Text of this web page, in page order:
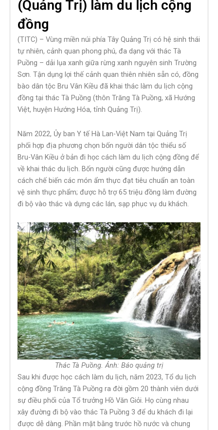
(Quảng Trị) làm du lịch cộng
đồng
(TITC) – Vùng miền núi phía Tây Quảng Trị có hệ sinh thái
tự nhiên, cảnh quan phong phú, đa dạng với thác Tà
Puồng – dải lụa xanh giữa rừng xanh nguyên sinh Trường
Sơn. Tận dụng lợi thế cảnh quan thiên nhiên sẵn có, đồng
bào dân tộc Bru Vân Kiều đã khai thác làm du lịch cộng
đồng tại thác Tà Puồng (thôn Trăng Tà Puồng, xã Hướng
Việt, huyện Hướng Hóa, tỉnh Quảng Trị).
Năm 2022, Ủy ban Y tế Hà Lan-Việt Nam tại Quảng Trị
phối hợp địa phương chọn bốn người dân tộc thiểu số
Bru-Vân Kiều ở bản đi học cách làm du lịch cộng đồng để
về khai thác du lịch. Bốn người cũng được hướng dẫn
cách chế biến các món ẩm thực đạt tiêu chuẩn an toàn
vệ sinh thực phẩm; được hỗ trợ 65 triệu đồng làm đường
đi bộ vào thác và dựng các lán, sạp phục vụ du khách.
Thác Tà Puồng. Ảnh: Báo quảng trị
Sau khi được học cách làm du lịch, năm 2023, Tổ du lịch
cộng đồng Trăng Tà Puồng ra đời gồm 20 thành viên dưới
sự điều phối của Tổ trưởng Hồ Văn Giỏi. Họ cùng nhau
xây đường đi bộ vào thác Tà Puồng 3 để du khách đi lại
được dễ dàng. Phần mặt bằng trước hồ nước và chung